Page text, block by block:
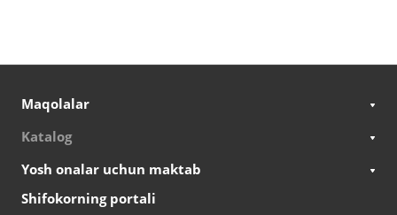
Maqolalar
Katalog
Yosh onalar uchun maktab
Shifokorning portali